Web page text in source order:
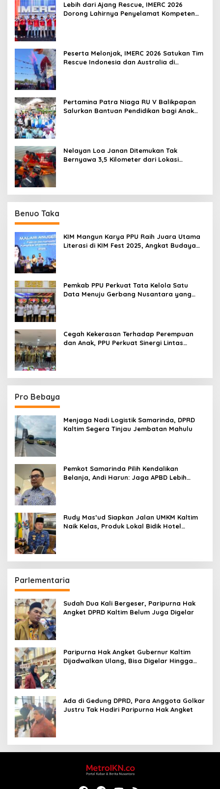
Lebih dari Ajang Rescue, IMERC 2026
Dorong Lahirnya Penyelamat Kompeten
Peserta Melonjak, IMERC 2026 Satukan Tim
Rescue Indonesia dan Australia di
Pertamina Patra Niaga RU V Balikpapan
Salurkan Bantuan Pendidikan bagi Anak
Nelayan Loa Janan Ditemukan Tak
Bernyawa 3,5 Kilometer dari Lokasi
Benuo Taka
KIM Mangun Karya PPU Raih Juara Utama
Literasi di KIM Fest 2025, Angkat Budaya
Pemkab PPU Perkuat Tata Kelola Satu
Data Menuju Gerbang Nusantara yang
Cegah Kekerasan Terhadap Perempuan
dan Anak, PPU Perkuat Sinergi Lintas
Pro Bebaya
Menjaga Nadi Logistik Samarinda, DPRD
Kaltim Segera Tinjau Jembatan Mahulu
Pemkot Samarinda Pilih Kendalikan
Belanja, Andi Harun: Jaga APBD Lebih
Rudy Mas’ud Siapkan Jalan UMKM Kaltim
Naik Kelas, Produk Lokal Bidik Hotel
Parlementaria
Sudah Dua Kali Bergeser, Paripurna Hak
Angket DPRD Kaltim Belum Juga Digelar
Paripurna Hak Angket Gubernur Kaltim
Dijadwalkan Ulang, Bisa Digelar Hingga
Ada di Gedung DPRD, Para Anggota Golkar
Justru Tak Hadiri Paripurna Hak Angket